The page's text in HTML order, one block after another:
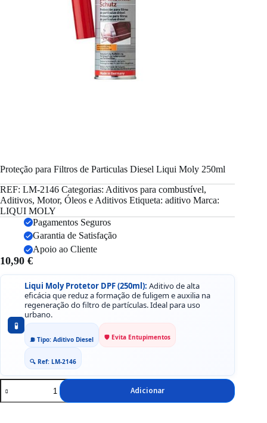
Proteção para Filtros de Particulas Diesel Liqui Moly 250ml
REF: LM-2146 Categorias: Aditivos para combustível,
Aditivos, Motor, Óleos e Aditivos Etiqueta: aditivo Marca:
LIQUI MOLY
Pagamentos Seguros
Garantia de Satisfação
Apoio ao Cliente
10,90 €
🧪
Liqui Moly Protetor DPF (250ml): Aditivo de alta
eficácia que reduz a formação de fuligem e auxilia na
regeneração do filtro de partículas. Ideal para uso
urbano.
⛽ Tipo: Aditivo Diesel 🛡️ Evita Entupimentos
🔍 Ref: LM-2146
Quantidade
de
Proteção
Adicionar